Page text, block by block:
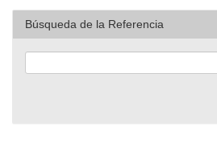
Búsqueda de la Referencia